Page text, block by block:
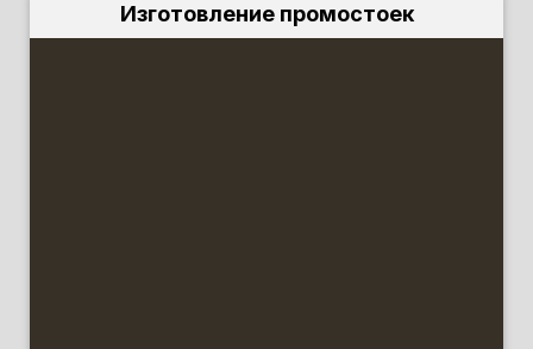
Изготовление промостоек